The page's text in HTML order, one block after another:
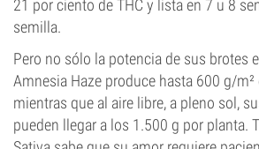
21 por ciento de THC y lista en 7 u 8
semilla.
Pero no sólo la potencia de sus brotes
Amnesia Haze produce hasta 600 g/m²
mientras que al aire libre, a pleno sol,
pueden llegar a los 1.500 g por planta.